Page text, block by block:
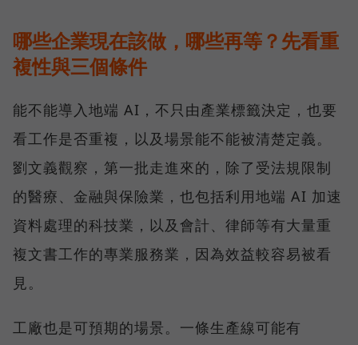
哪些企業現在該做，哪些再等？先看重
複性與三個條件
能不能導入地端 AI，不只由產業標籤決定，也要
看工作是否重複，以及場景能不能被清楚定義。
劉文義觀察，第一批走進來的，除了受法規限制
的醫療、金融與保險業，也包括利用地端 AI 加速
資料處理的科技業，以及會計、律師等有大量重
複文書工作的專業服務業，因為效益較容易被看
見。
工廠也是可預期的場景。一條生產線可能有